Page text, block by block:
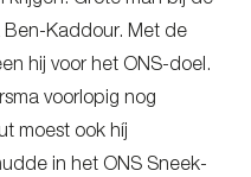
Ben-Kaddour. Met de
hij voor het ONS-doel.
voorlopig nog
moest ook híj
in het ONS Sneek-